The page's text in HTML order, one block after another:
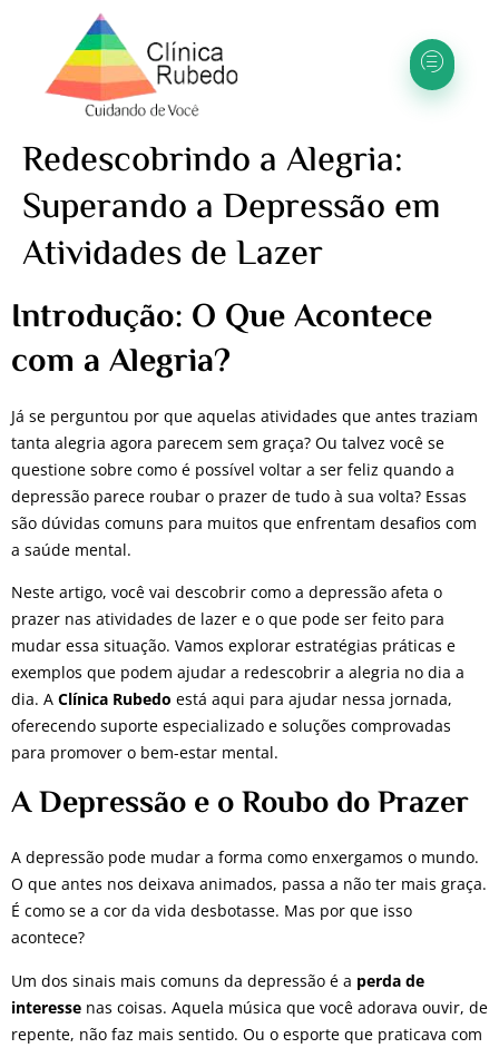
Redescobrindo a Alegria:
Superando a Depressão em
Atividades de Lazer
Introdução: O Que Acontece
com a Alegria?
Já se perguntou por que aquelas atividades que antes traziam
tanta alegria agora parecem sem graça? Ou talvez você se
questione sobre como é possível voltar a ser feliz quando a
depressão parece roubar o prazer de tudo à sua volta? Essas
são dúvidas comuns para muitos que enfrentam desafios com
a saúde mental.
Neste artigo, você vai descobrir como a depressão afeta o
prazer nas atividades de lazer e o que pode ser feito para
mudar essa situação. Vamos explorar estratégias práticas e
exemplos que podem ajudar a redescobrir a alegria no dia a
dia. A Clínica Rubedo está aqui para ajudar nessa jornada,
oferecendo suporte especializado e soluções comprovadas
para promover o bem-estar mental.
A Depressão e o Roubo do Prazer
A depressão pode mudar a forma como enxergamos o mundo.
O que antes nos deixava animados, passa a não ter mais graça.
É como se a cor da vida desbotasse. Mas por que isso
acontece?
Um dos sinais mais comuns da depressão é a perda de
interesse nas coisas. Aquela música que você adorava ouvir, de
repente, não faz mais sentido. Ou o esporte que praticava com